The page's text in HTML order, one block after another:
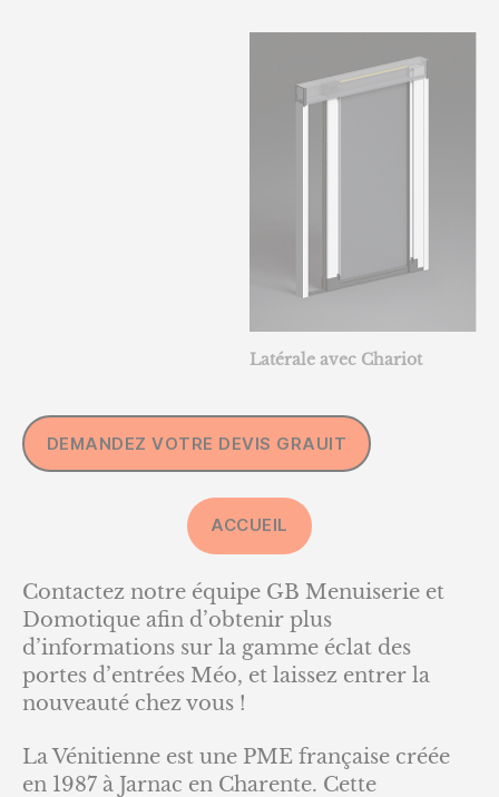
Latérale avec Chariot
DEMANDEZ VOTRE DEVIS GRAUIT
ACCUEIL
Contactez notre équipe GB Menuiserie et
Domotique afin d’obtenir plus
d’informations sur la gamme éclat des
portes d’entrées Méo, et laissez entrer la
nouveauté chez vous !
La Vénitienne est une PME française créée
en 1987 à Jarnac en Charente. Cette